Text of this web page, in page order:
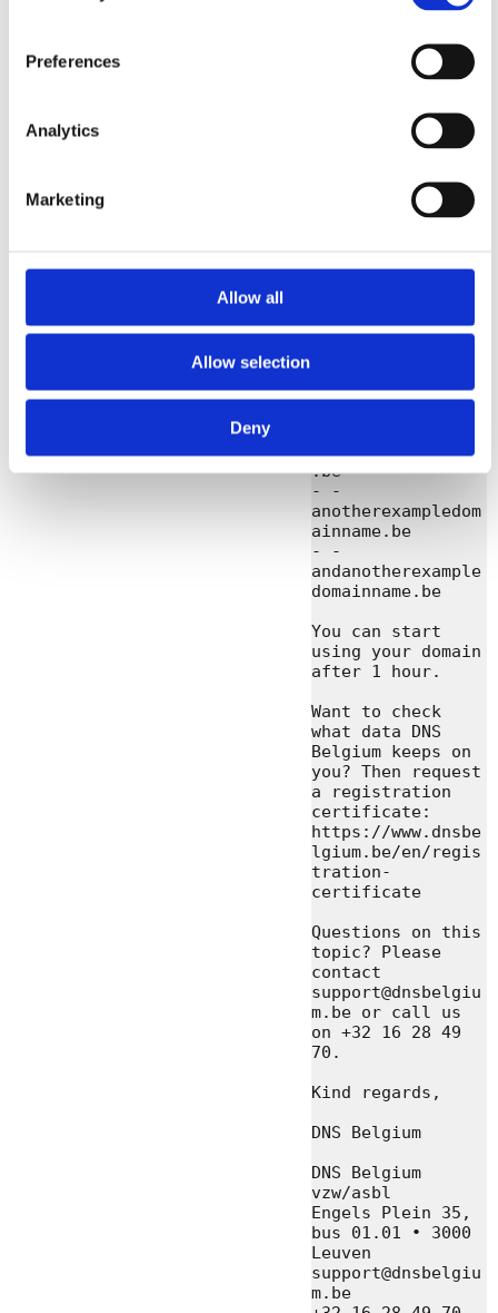
Preferences
Analytics
Marketing
Allow all
Allow selection
Deny
You receive this
Belgium. DNS
Belgium manages
information about
us is available
https://www.dnsbe
verification
domain names and
concerns:
exampledomainname
.be
- -
anotherexampledom
ainname.be
- -
andanotherexample
domainname.be
You can start
using your domain
after 1 hour.
Want to check
what data DNS
Belgium keeps on
you? Then request
a registration
certificate:
https://www.dnsbe
lgium.be/en/regis
tration-
certificate
Questions on this
topic? Please
contact
support@dnsbelgiu
m.be or call us
on +32 16 28 49
70.
Kind regards,
DNS Belgium
DNS Belgium
vzw/asbl
Engels Plein 35,
bus 01.01 • 3000
Leuven
support@dnsbelgiu
m.be